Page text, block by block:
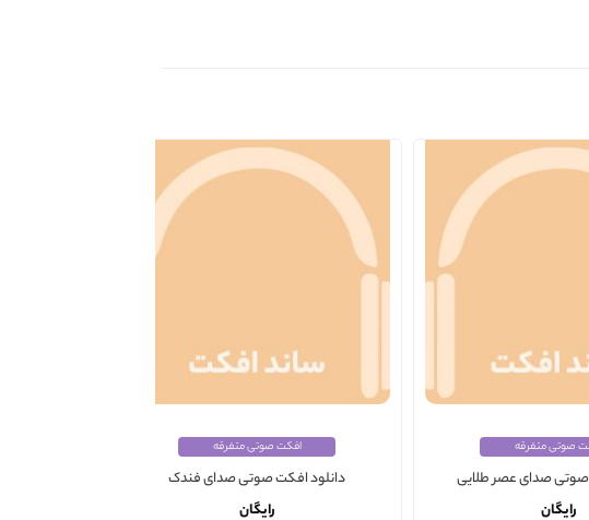
صوتی متفرقه
صوتی صدای عصر طلایی
رایگان
افکت صوتی متفرقه
دانلود افکت صوتی صدای فندک
رایگان